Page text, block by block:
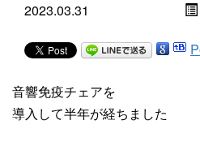
2023.03.31
音響免疫チェアを
導入して半年が経ちました